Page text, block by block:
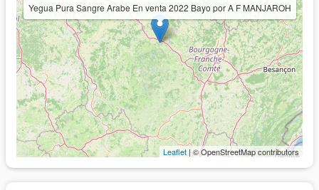
Yegua Pura Sangre Arabe En venta 2022 Bayo por A F MANJAROH
Leaflet | © OpenStreetMap contributors